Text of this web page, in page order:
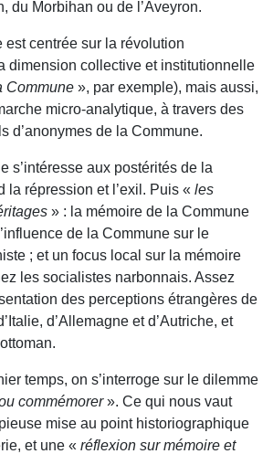
du Morbihan ou de l’Aveyron.
est centrée sur la révolution
dimension collective et institutionnelle
Commune », par exemple), mais aussi,
micro-analytique, à travers des
d’anonymes de la Commune.
s’intéresse aux postérités de la
la répression et l’exil. Puis « les
» : la mémoire de la Commune
de la Commune sur le
; et un focus local sur la mémoire
les socialistes narbonnais. Assez
des perceptions étrangères de
d’Allemagne et d’Autriche, et
temps, on s’interroge sur le dilemme
commémorer». Ce qui nous vaut
mise au point historiographique
et une « réflexion sur mémoire et